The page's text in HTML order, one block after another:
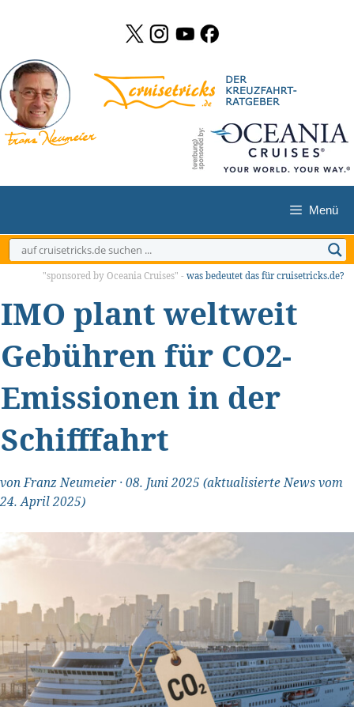
springen
Menü
"sponsored by Oceania Cruises" - was bedeutet das für cruisetricks.de?
IMO plant weltweit
Gebühren für CO2-
Emissionen in der
Schifffahrt
vonFranz Neumeier·08. Juni 2025 (aktualisierte News vom
24. April 2025)